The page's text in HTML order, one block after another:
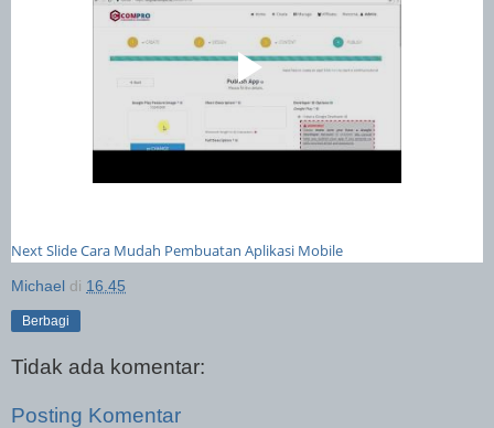
Next Slide Cara Mudah Pembuatan Aplikasi Mobile
Michael di 16.45
Berbagi
Tidak ada komentar:
Posting Komentar